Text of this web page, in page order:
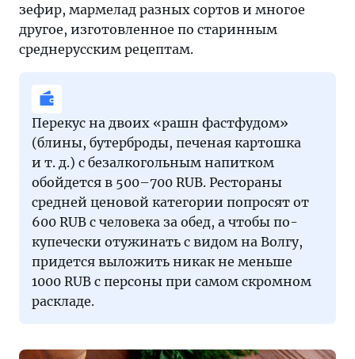
зефир, мармелад разных сортов и многое
другое, изготовленное по старинным
среднерусским рецептам.
Перекус на двоих «рашн фастфудом»
(блины, бутерброды, печеная картошка
и т. д.) с безалкогольным напитком
обойдется в 500–700 RUB. Рестораны
средней ценовой категории попросят от
600 RUB с человека за обед, а чтобы по-
купечески отужинать с видом на Волгу,
придется выложить никак не меньше
1000 RUB с персоны при самом скромном
раскладе.